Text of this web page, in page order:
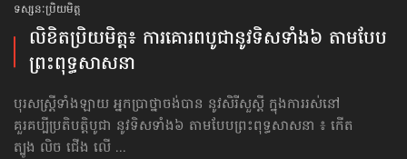
ទស្សនៈប្រិយមិត្ត
លិខិតប្រិយមិត្ត៖ ការគោរពបូជា​នូវទិស​ទាំង៦ តាមបែប​
ព្រះពុទ្ធសាសនា
បុរសស្រ្តីទាំងឡាយ អ្នកប្រាថ្នាចង់បាន នូវសិរីសួស្តី ក្នុងការរស់នៅ
គួរគប្បីប្រតិបត្តិបូជា នូវទិសទាំង៦ តាមបែប​ព្រះពុទ្ធសាសនា ៖ កើត
ត្បូង លិច ជើង លើ ...